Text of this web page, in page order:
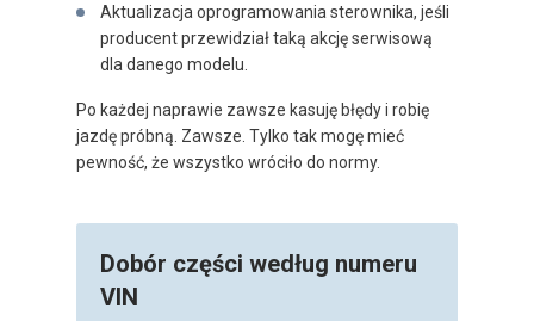
Aktualizacja oprogramowania sterownika, jeśli
producent przewidział taką akcję serwisową
dla danego modelu.
Po każdej naprawie zawsze kasuję błędy i robię
jazdę próbną. Zawsze. Tylko tak mogę mieć
pewność, że wszystko wróciło do normy.
Dobór części według numeru
VIN